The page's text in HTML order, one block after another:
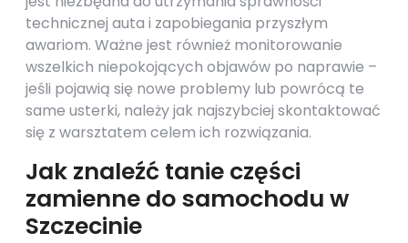
technicznej auta i zapobiegania przyszłym
awariom. Ważne jest również monitorowanie
wszelkich niepokojących objawów po naprawie –
jeśli pojawią się nowe problemy lub powrócą te
same usterki, należy jak najszybciej skontaktować
się z warsztatem celem ich rozwiązania.
Jak znaleźć tanie części
zamienne do samochodu w
Szczecinie